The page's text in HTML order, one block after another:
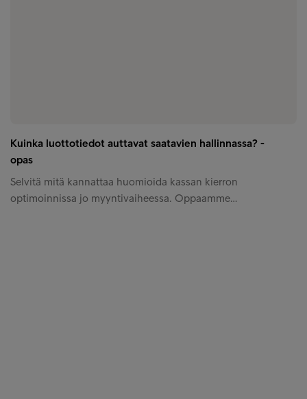
Kuinka luottotiedot auttavat saatavien hallinnassa? -
opas
Selvitä mitä kannattaa huomioida kassan kierron
optimoinnissa jo myyntivaiheessa. Oppaamme…